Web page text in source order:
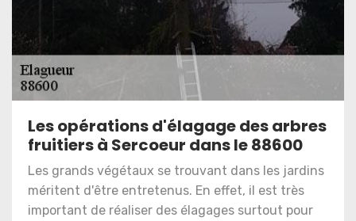
Les opérations d'élagage des arbres
fruitiers à Sercoeur dans le 88600
Les grands végétaux se trouvant dans les jardins
méritent d'être entretenus. En effet, il est très
important de réaliser des élagages surtout pour